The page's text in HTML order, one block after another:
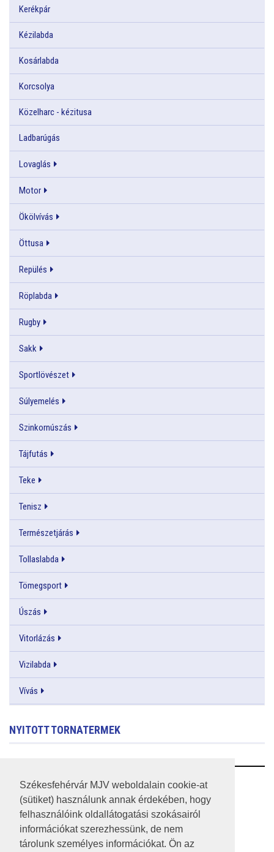
Székesfehérvár MJV weboldalain cookie-at
(sütiket) használunk annak érdekében, hogy
felhasználóink oldallátogatási szokásairól
információkat szerezhessünk, de nem
tárolunk személyes információkat. Ön az
Kerékpár
Kézilabda
Kosárlabda
Korcsolya
Közelharc - kézitusa
Ladbarúgás
Lovaglás
Motor
Ökölvívás
Öttusa
Repülés
Röplabda
Rugby
Sakk
Sportlövészet
Súlyemelés
Szinkornúszás
Tájfutás
Teke
Tenisz
Természetjárás
Tollaslabda
Tömegsport
Úszás
Vitorlázás
Vizilabda
Vívás
NYITOTT TORNATERMEK
RSS
A HONLAP 2017.03.31-I ÁLLAPOTA
JOGI NYILATKOZAT